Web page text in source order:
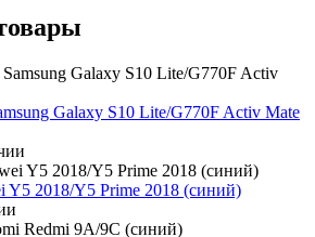
Galaxy S10 Lite/G770F Activ Mate
Y5 2018/Y5 Prime 2018 (синий)